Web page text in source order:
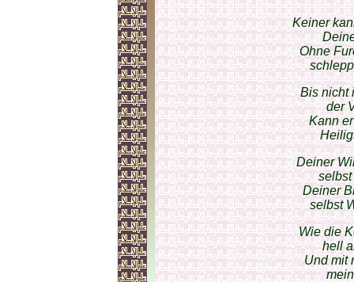
Keiner
Ohne
Bis nicht
der
Kann
Deiner
selbst
Deiner
selbst
Wie die
hell
Und mit